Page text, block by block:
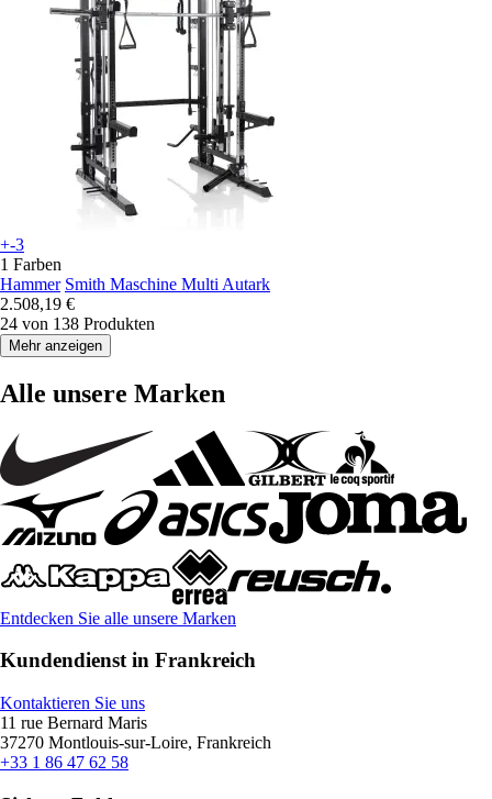
+-3
1 Farben
Hammer Smith Maschine Multi Autark
2.508,19 €
24 von 138 Produkten
Mehr anzeigen
Alle unsere Marken
Entdecken Sie alle unsere Marken
Kundendienst in Frankreich
Kontaktieren Sie uns
11 rue Bernard Maris
37270 Montlouis-sur-Loire, Frankreich
+33 1 86 47 62 58